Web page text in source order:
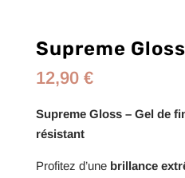
Supreme Gloss
12,90 €
Supreme Gloss – Gel de
résistant
Profitez d’une brillance